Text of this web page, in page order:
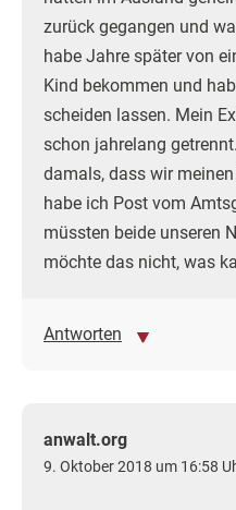
zurück gegangen und
habe Jahre später von
Kind bekommen und
scheiden lassen. Mein
schon jahrelang
damals, dass wir
habe ich Post vom
müssten beide unseren
möchte das nicht, was
Antworten
anwalt.org
9. Oktober 2018 um 16:58